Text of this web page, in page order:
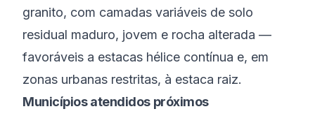
granito, com camadas variáveis de solo
residual maduro, jovem e rocha alterada —
favoráveis a estacas hélice contínua e, em
zonas urbanas restritas, à estaca raiz.
Municípios atendidos próximos